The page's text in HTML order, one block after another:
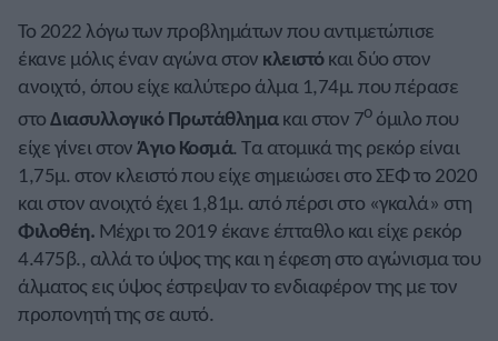
Το 2022 λόγω των προβλημάτων που αντιμετώπισε
έκανε μόλις έναν αγώνα στον κλειστόκαι δύο στον
ανοιχτό, όπου είχε καλύτερο άλμα 1,74μ. που πέρασε
στοΔιασυλλογικό Πρωτάθλημακαι στον 7οόμιλο που
είχε γίνει στονΆγιο Κοσμά. Τα ατομικά της ρεκόρ είναι
1,75μ. στον κλειστό που είχε σημειώσει στο ΣΕΦ το 2020
και στον ανοιχτό έχει 1,81μ. από πέρσι στο «γκαλά» στη
Φιλοθέη. Μέχρι το 2019 έκανε έπταθλο και είχε ρεκόρ
4.475β., αλλά το ύψος της και η έφεση στο αγώνισμα του
άλματος εις ύψος έστρεψαν το ενδιαφέρον της με τον
προπονητή της σε αυτό.